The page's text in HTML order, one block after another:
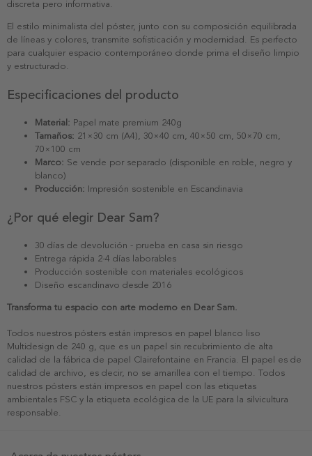
discreta pero informativa.
El estilo minimalista del póster, junto con su composición equilibrada
de líneas y colores, transmite sofisticación y modernidad. Es perfecto
para cualquier espacio contemporáneo donde prima el diseño limpio
y estructurado.
Especificaciones del producto
Material: Papel mate premium 240g
Tamaños: 21×30 cm (A4), 30×40 cm, 40×50 cm, 50×70 cm,
70×100 cm
Marco: Se vende por separado (disponible en roble, negro y
blanco)
Producción: Impresión sostenible en Escandinavia
¿Por qué elegir Dear Sam?
30 días de devolución - prueba en casa sin riesgo
Entrega rápida 2-4 días laborables
Producción sostenible con materiales ecológicos
Diseño escandinavo desde 2016
Transforma tu espacio con arte moderno en Dear Sam.
Todos nuestros pósters están impresos en papel blanco liso
Multidesign de 240 g, que es un papel sin recubrimiento de alta
calidad de la fábrica de papel Clairefontaine en Francia. El papel es de
calidad de archivo, es decir, no se amarillea con el tiempo. Todos
nuestros pósters están impresos en papel con las etiquetas
ambientales FSC y la etiqueta ecológica de la UE para la silvicultura
responsable.